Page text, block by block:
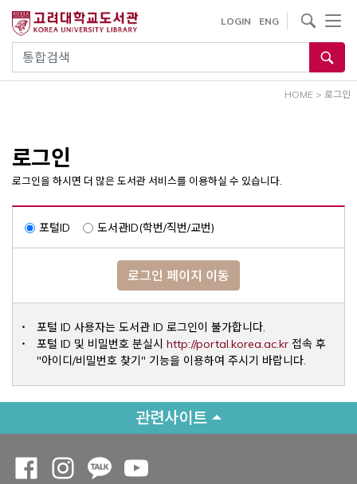
건
통합검색
LOGIN ENG
사이트내 검색
HOME > 로그인
로그인
로그인을 하시면 더 많은 도서관 서비스를 이용하실 수 있습니다.
포털ID 도서관ID(학번/직번/교번)
로그인 페이지 이동
포털 ID 사용자는 도서관 ID 로그인이 불가합니다.
포털 ID 및 비밀번호 분실시 http://portal.korea.ac.krOpens a
접속 후
"아이디/비밀번호 찾기" 기능을 이용하여 주시기 바랍니다.
관련사이트
Opens a new window
Opens a new window
Opens a new window